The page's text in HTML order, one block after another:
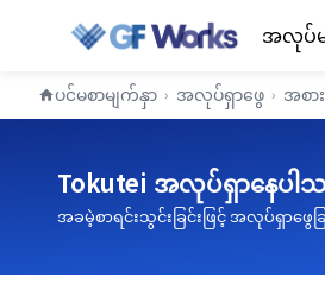
အလုပ်မ
ပင်မစာမျက်နှာ › အလုပ်ရှာဖွေ › အစာ
Tokutei အလုပ်ရှာနေပါ
အခမဲ့စာရင်းသွင်းခြင်းဖြင့် အလုပ်ရှာဖွေ